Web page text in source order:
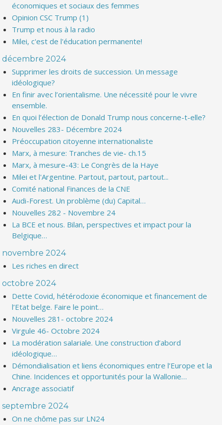
économiques et sociaux des femmes
Opinion CSC Trump (1)
Trump et nous à la radio
Milei, c'est de l'éducation permanente!
décembre 2024
Supprimer les droits de succession. Un message
idéologique?
En finir avec l’orientalisme. Une nécessité pour le vivre
ensemble.
En quoi l’élection de Donald Trump nous concerne-t-elle?
Nouvelles 283- Décembre 2024
Préoccupation citoyenne internationaliste
Marx, à mesure: Tranches de vie- ch.15
Marx, à mesure-43: Le Congrès de la Haye
Milei et l'Argentine. Partout, partout, partout...
Comité national Finances de la CNE
Audi-Forest. Un problème (du) Capital…
Nouvelles 282 - Novembre 24
La BCE et nous. Bilan, perspectives et impact pour la
Belgique…
novembre 2024
Les riches en direct
octobre 2024
Dette Covid, hétérodoxie économique et financement de
l’Etat belge. Faire le point…
Nouvelles 281- octobre 2024
Virgule 46- Octobre 2024
La modération salariale. Une construction d’abord
idéologique…
Démondialisation et liens économiques entre l’Europe et la
Chine. Incidences et opportunités pour la Wallonie…
Ancrage associatif
septembre 2024
On ne chôme pas sur LN24